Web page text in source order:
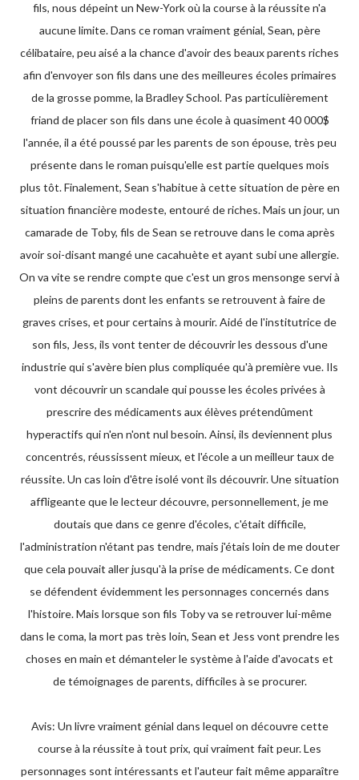
fils, nous dépeint un New-York où la course à la réussite n'a
aucune limite. Dans ce roman vraiment génial, Sean, père
célibataire, peu aisé a la chance d'avoir des beaux parents riches
afin d'envoyer son fils dans une des meilleures écoles primaires
de la grosse pomme, la Bradley School. Pas particulièrement
friand de placer son fils dans une école à quasiment 40 000$
l'année, il a été poussé par les parents de son épouse, très peu
présente dans le roman puisqu'elle est partie quelques mois
plus tôt. Finalement, Sean s'habitue à cette situation de père en
situation financière modeste, entouré de riches. Mais un jour, un
camarade de Toby, fils de Sean se retrouve dans le coma après
avoir soi-disant mangé une cacahuète et ayant subi une allergie.
On va vite se rendre compte que c'est un gros mensonge servi à
pleins de parents dont les enfants se retrouvent à faire de
graves crises, et pour certains à mourir. Aidé de l'institutrice de
son fils, Jess, ils vont tenter de découvrir les dessous d'une
industrie qui s'avère bien plus compliquée qu'à première vue. Ils
vont découvrir un scandale qui pousse les écoles privées à
prescrire des médicaments aux élèves prétendûment
hyperactifs qui n'en n'ont nul besoin. Ainsi, ils deviennent plus
concentrés, réussissent mieux, et l'école a un meilleur taux de
réussite. Un cas loin d'être isolé vont ils découvrir. Une situation
affligeante que le lecteur découvre, personnellement, je me
doutais que dans ce genre d'écoles, c'était difficile,
l'administration n'étant pas tendre, mais j'étais loin de me douter
que cela pouvait aller jusqu'à la prise de médicaments. Ce dont
se défendent évidemment les personnages concernés dans
l'histoire. Mais lorsque son fils Toby va se retrouver lui-même
dans le coma, la mort pas très loin, Sean et Jess vont prendre les
choses en main et démanteler le système à l'aide d'avocats et
de témoignages de parents, difficiles à se procurer.
Avis: Un livre vraiment génial dans lequel on découvre cette
course à la réussite à tout prix, qui vraiment fait peur. Les
personnages sont intéressants et l'auteur fait même apparaître